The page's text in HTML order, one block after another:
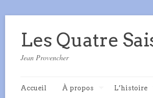
Les Quatre
Jean Provencher
Accueil À propos L’histoire